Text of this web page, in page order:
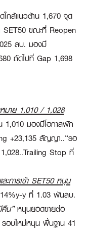
กล้แนวต้าน 1,670 จุด
SET50 ขณะที่ Reopen
ลบ. มองมี
ถัดไปที่ Gap 1,698
มาย 1,010 / 1,028
1,010 มองมีโอกาสพัก
+23,135 สัญญา..“รอ
Stop ที่
การเข้า SET50 หนุน
y ที่ 1.03 พันลบ.
น”หนุนยอดขายต่อ
อบใหม่หนุน พื้นฐาน 41